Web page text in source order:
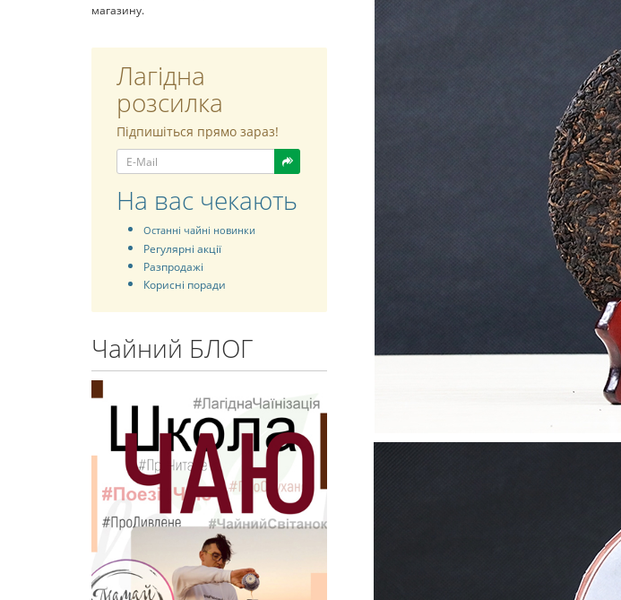
магазину.
Лагідна
розсилка
Підпишіться прямо зараз!
На вас чекають
Останні чайні новинки
Регулярні акції
Разпродажі
Корисні поради
Чайний БЛОГ